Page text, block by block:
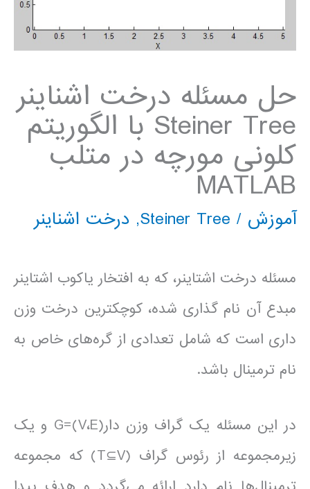
حل مسئله درخت اشناینر
Steiner Tree با الگوریتم
کلونی مورچه در متلب
MATLAB
آموزش /
Steiner Tree
, درخت اشناینر
مسئله درخت اشتاینر، که به افتخار یاکوب اشتاینر
مبدع آن نام گذاری شده، کوچکترین درخت وزن
داری است که شامل تعدادی از گره‌های خاص به
نام ترمینال باشد.
در این مسئله یک گراف وزن دار(G=(V،E و یک
زیرمجموعه از رئوس گراف (T⊆V) که مجموعه